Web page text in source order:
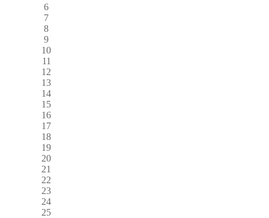
6
7
8
9
10
11
12
13
14
15
16
17
18
19
20
21
22
23
24
25